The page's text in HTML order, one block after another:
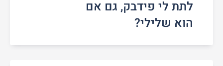
לתת לי פידבק, גם אם
הוא שלילי?